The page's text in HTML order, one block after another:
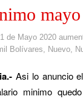
1 de Mayo 2020
Bolívares
Nuevo
Asi lo anuncio el
minimo